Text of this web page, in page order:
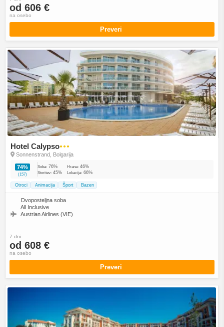
od 606 €
na osebo
Preveri
Hotel Calypso●●●
Sonnenstrand, Bolgarija
74%
(157)
Soba: 76% Hrana: 46%
Storitev: 45% Lokacija: 66%
Otroci Animacija Šport Bazen
Dvoposteljna soba
All Inclusive
Austrian Airlines (VIE)
7 dni
od 608 €
na osebo
Preveri